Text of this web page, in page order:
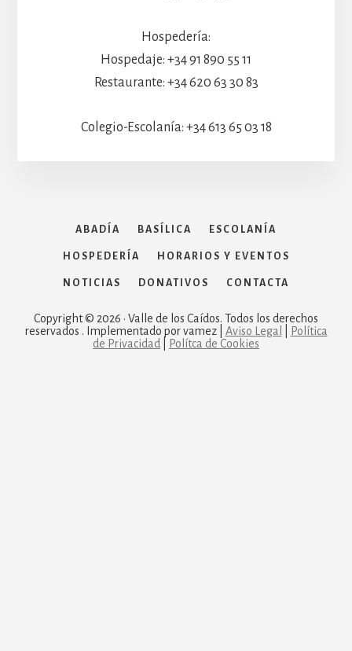
Hospedería:
Hospedaje: +34 91 890 55 11
Restaurante: +34 620 63 30 83
Colegio-Escolanía: +34 613 65 03 18
ABADÍA BASÍLICA ESCOLANÍA
HOSPEDERÍA HORARIOS Y EVENTOS
NOTICIAS DONATIVOS CONTACTA
Copyright © 2026 · Valle de los Caídos. Todos los derechos
reservados . Implementado por vamez | Aviso Legal
Política
de Privacidad
Polítca de Cookies